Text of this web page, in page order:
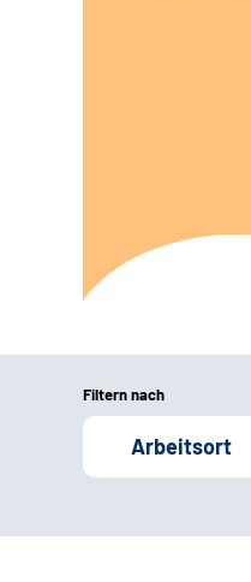
Filtern nach
Arbeitsort